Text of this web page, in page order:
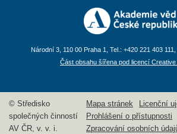
Národní 3, 110 00 Praha 1, Tel.: +420 221 403 111,
Část obsahu šířena pod licencí Creative
© Středisko
společných činností
AV ČR, v. v. i.
Mapa stránek Licenční
Prohlášení o přístupnosti
Zpracování osobních